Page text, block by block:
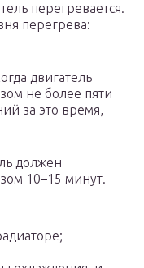
перегревается.
перегрева:
двигатель
не более пяти
за это время,
должен
10–15 минут.